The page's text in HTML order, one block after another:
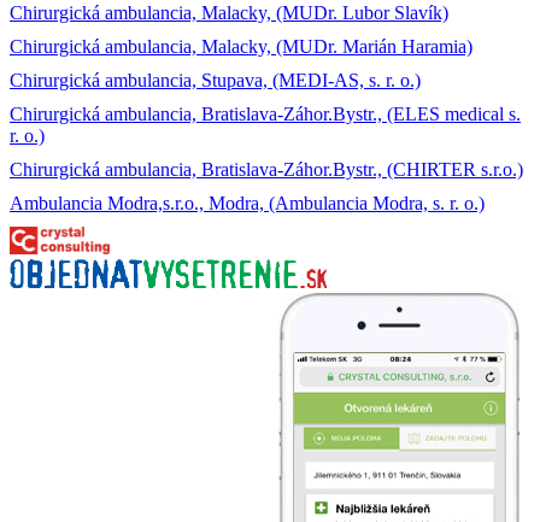
Chirurgická ambulancia, Malacky, (MUDr. Lubor Slavík)
Chirurgická ambulancia, Malacky, (MUDr. Marián Haramia)
Chirurgická ambulancia, Stupava, (MEDI-AS, s. r. o.)
Chirurgická ambulancia, Bratislava-Záhor.Bystr., (ELES medical s.
r. o.)
Chirurgická ambulancia, Bratislava-Záhor.Bystr., (CHIRTER s.r.o.)
Ambulancia Modra,s.r.o., Modra, (Ambulancia Modra, s. r. o.)